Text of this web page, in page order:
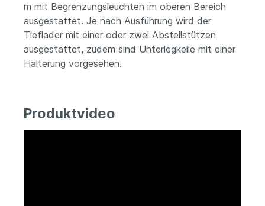
m mit Begrenzungsleuchten im oberen Bereich
ausgestattet. Je nach Ausführung wird der
Tieflader mit einer oder zwei Abstellstützen
ausgestattet, zudem sind Unterlegkeile mit einer
Halterung vorgesehen.
Produktvideo